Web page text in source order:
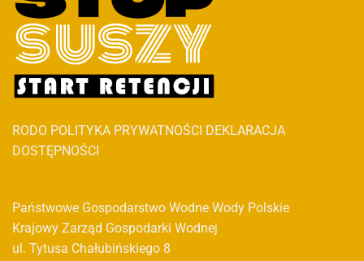
RODO POLITYKA PRYWATNOŚCI DEKLARACJA
DOSTĘPNOŚCI
Państwowe Gospodarstwo Wodne Wody Polskie
Krajowy Zarząd Gospodarki Wodnej
ul. Tytusa Chałubińskiego 8